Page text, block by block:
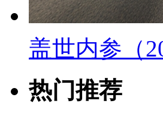
盖世内参（
热门推荐